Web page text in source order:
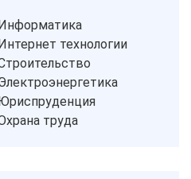
технологии
труда